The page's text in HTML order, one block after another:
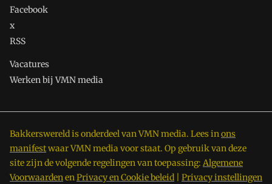
Facebook
x
RSS
Vacatures
Werken bij VMN media
Bakkerswereld is onderdeel van VMN media. Lees inons
manifestwaar VMN media voor staat. Op gebruik van deze
site zijn de volgende regelingen van toepassing: Algemene
VoorwaardenenPrivacy en Cookie beleid Privacy instellingen